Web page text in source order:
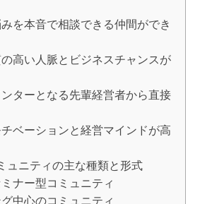
を本音で相談できる仲間ができ
高い人脈とビジネスチャンスが
ターとなる先輩経営者から直接
ベーションと経営マインドが高
ュニティの主な種類と形式
ナー型コミュニティ
中心のコミュニティ